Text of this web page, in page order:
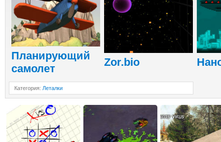
Планирующий
самолет
Zor.bio
Категория: Леталки